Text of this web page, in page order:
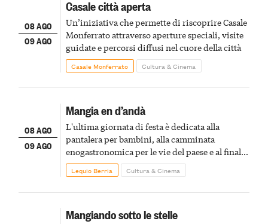
08 AGO
09 AGO
Casale città aperta
Un’iniziativa che permette di riscoprire Casale
Monferrato attraverso aperture speciali, visite
guidate e percorsi diffusi nel cuore della città
Casale Monferrato Cultura & Cinema
08 AGO
09 AGO
Mangia en d’andà
L'ultima giornata di festa è dedicata alla
pantalera per bambini, alla camminata
enogastronomica per le vie del paese e al finale
pirotecnico
Lequio Berria Cultura & Cinema
Mangiando sotto le stelle